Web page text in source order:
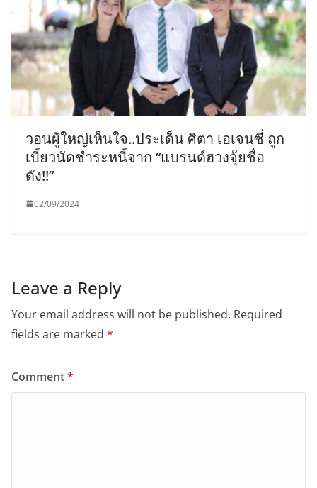
วอนผู้ใหญ่เห็นใจ..ประเด็น ศิตา เอเจนซี่ ถูก
เบี้ยวนัดชำระหนี้จาก “แบรนด์ฮวงจุ้ยชื่อ
ดัง!!”
02/09/2024
Leave a Reply
Your email address will not be published. Required
fields are marked *
Comment*